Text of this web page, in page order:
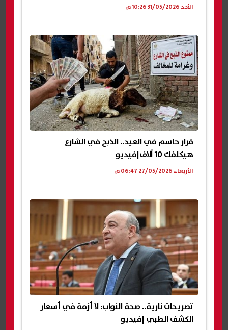
الأحد 31/05/2026 10:26 م
قرار حاسم في العيد.. الذبح في الشارع
هيكلفك 10 آلاف|فيديو
الأربعاء 27/05/2026 06:47 م
تصريحات نارية.. صحة النواب: لا أزمة في أسعار
الكشف الطبي |فيديو